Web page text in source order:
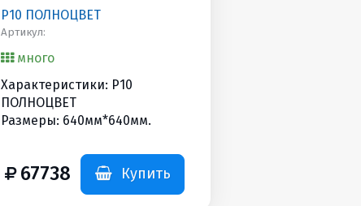
P10 ПОЛНОЦВЕТ
Артикул:
много
Характеристики: P10
ПОЛНОЦВЕТ
Размеры: 640мм*640мм.
67738 Купить